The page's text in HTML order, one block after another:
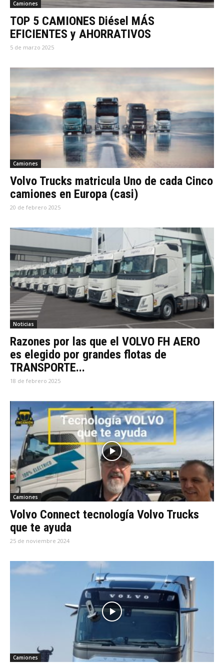
Camiones
TOP 5 CAMIONES Diésel MÁS
EFICIENTES y AHORRATIVOS
5 de marzo 2025
Camiones
Volvo Trucks matricula Uno de cada Cinco
camiones en Europa (casi)
20 de febrero 2025
Noticias
Razones por las que el VOLVO FH AERO
es elegido por grandes flotas de
TRANSPORTE...
18 de febrero 2025
Camiones
Volvo Connect tecnología Volvo Trucks
que te ayuda
25 de noviembre 2024
Camiones